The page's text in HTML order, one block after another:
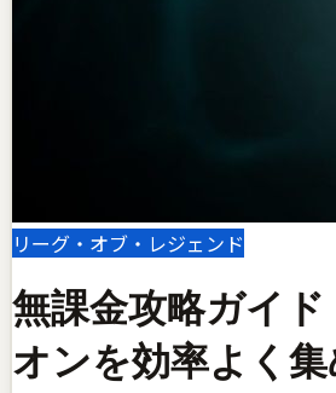
リーグ・オブ・レジェンド
無課金攻略ガイ
オンを効率よく集